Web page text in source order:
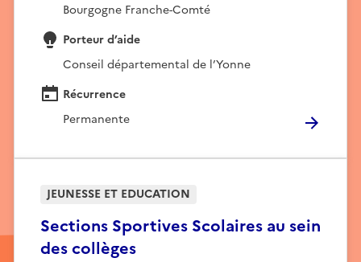
Bourgogne Franche-Comté
Porteur d’aide
Conseil départemental de l’Yonne
Récurrence
Permanente
Sections Sportives Scolaires au sein
des collèges
JEUNESSE ET EDUCATION